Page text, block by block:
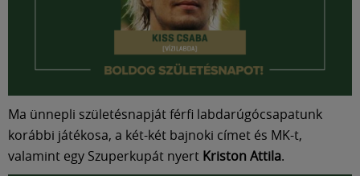
Ma ünnepli születésnapját férfi labdarúgócsapatunk
korábbi játékosa, a két-két bajnoki címet és MK-t,
valamint egy Szuperkupát nyert Kriston Attila.